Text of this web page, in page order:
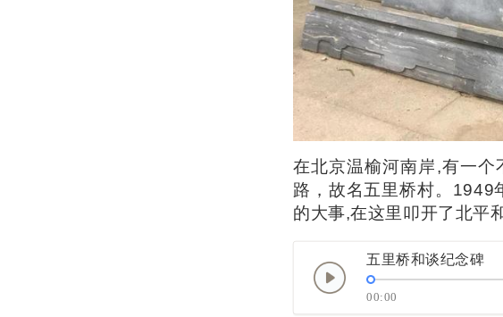
在北京温榆河南岸,有一个
路，故名五里桥村。1949
的大事,在这里叩开了北平
五里桥和谈纪念碑
00:00